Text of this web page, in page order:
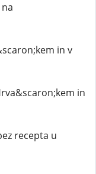
in v
in
recepta u